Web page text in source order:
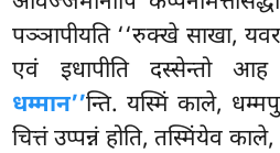
पञ्ञापीयति ‘‘रुक्खे साखा,
एवं इधापीति दस्सेन्तो आह
धम्मान’’न्ति. यस्मिं काले,
चित्तं उप्पन्नं होति, तस्मिंयेव